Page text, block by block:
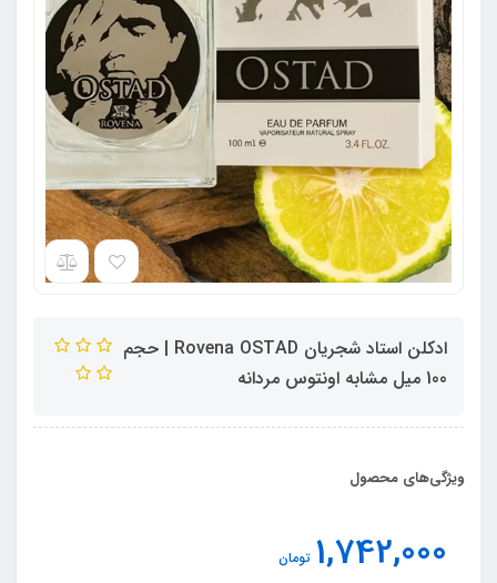
ادکلن استاد شجریان Rovena OSTAD | حجم
100 میل مشابه اونتوس مردانه
ویژگی‌های محصول
1,742,000 تومان